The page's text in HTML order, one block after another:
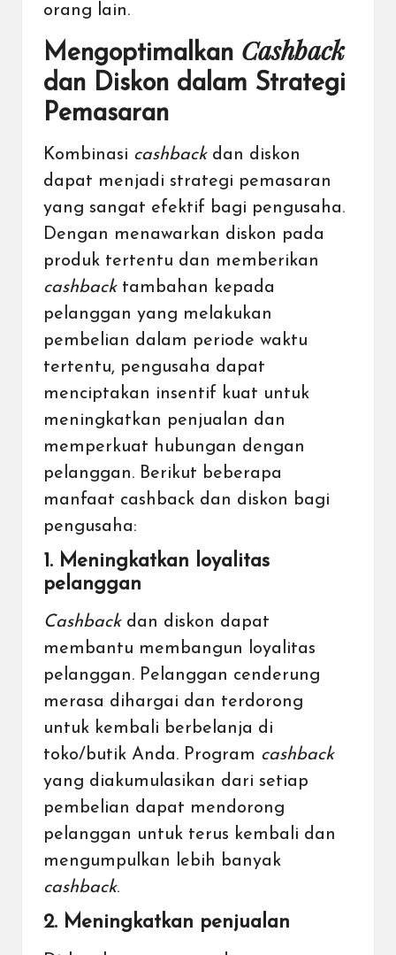
orang lain.
Mengoptimalkan Cashback
dan Diskon dalam Strategi
Pemasaran
Kombinasi cashbackdan diskon
dapat menjadi strategi pemasaran
yang sangat efektif bagi pengusaha.
Dengan menawarkan diskon pada
produk tertentu dan memberikan
cashbacktambahan kepada
pelanggan yang melakukan
pembelian dalam periode waktu
tertentu, pengusaha dapat
menciptakan insentif kuat untuk
meningkatkan penjualan dan
memperkuat hubungan dengan
pelanggan. Berikut beberapa
manfaat cashback dan diskon bagi
pengusaha:
1. Meningkatkan loyalitas
pelanggan
Cashbackdan diskon dapat
membantu membangun loyalitas
pelanggan. Pelanggan cenderung
merasa dihargai dan terdorong
untuk kembali berbelanja di
toko/butik Anda. Program cashback
yang diakumulasikan dari setiap
pembelian dapat mendorong
pelanggan untuk terus kembali dan
mengumpulkan lebih banyak
cashback.
2. Meningkatkan penjualan